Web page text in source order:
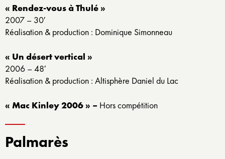
« Rendez-vous à Thulé »
2007 – 30′
Réalisation & production : Dominique Simonneau
« Un désert vertical »
2006 – 48′
Réalisation & production : Altisphère Daniel du Lac
« Mac Kinley 2006 » – Hors compétition
Palmarès